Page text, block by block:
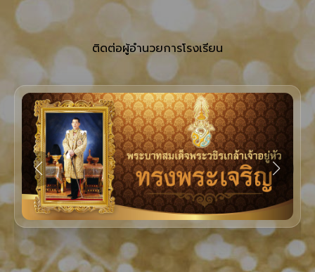
ติดต่อผู้อำนวยการโรงเรียน